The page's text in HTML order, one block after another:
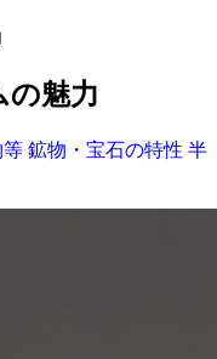
の魅力
等 鉱物・宝石の特性 半